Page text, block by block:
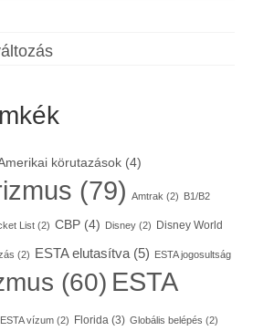
körutazások (4)
(79) Amtrak (2) B1/B2
List (2) CBP (4) Disney (2) Disney World
(2) ESTA elutasítva(5) ESTA jogosultság
(60) ESTA
ESTA vízum (2) Florida (3) Globális belépés (2)